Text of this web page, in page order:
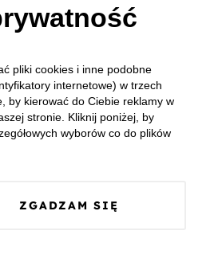
Specjalne okazje Przyjęcia i
pliki cookies i inne podobne
internetowe) w trzech
by kierować do Ciebie reklamy w
stronie. Kliknij poniżej, by
wyborów co do plików
ZGADZAM SIĘ